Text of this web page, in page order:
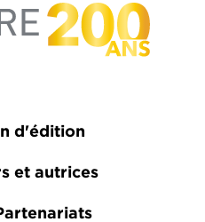
d'édition
et autrices